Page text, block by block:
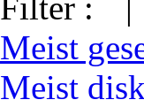
Meist
Meist